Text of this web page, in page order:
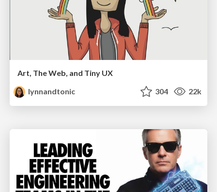
Art, The Web, and Tiny UX
lynnandtonic
304 22k